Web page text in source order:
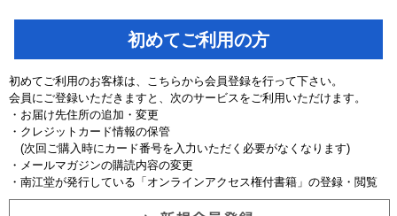
初めてご利用の方
初めてご利用のお客様は、こちらから会員登録を行って下さい。
会員にご登録いただきますと、次のサービスをご利用いただけます。
・お届け先住所の追加・変更
・クレジットカード情報の保管
(次回ご購入時にカード番号を入力いただく必要がなくなります)
・メールマガジンの購読内容の変更
・南江堂が発行している「オンラインアクセス権付書籍」の登録・閲覧